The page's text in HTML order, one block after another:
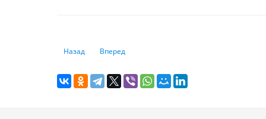
Предыдущий: Создать государственный алиментный
Назад Следующий: Государства, которые играют
Вперед